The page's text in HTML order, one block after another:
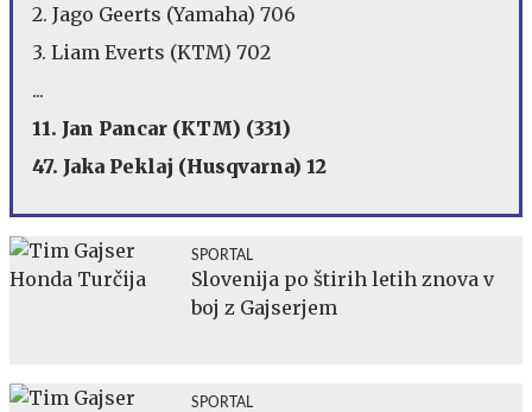
2. Jago Geerts (Yamaha) 706
3. Liam Everts (KTM) 702
...
11. Jan Pancar (KTM) (331)
47. Jaka Peklaj (Husqvarna) 12
SPORTAL
Slovenija po štirih letih znova v
boj z Gajserjem
SPORTAL